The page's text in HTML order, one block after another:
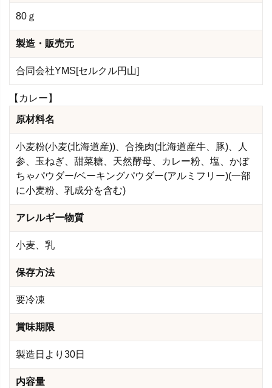
80ｇ
製造・販売元
合同会社YMS[セルクル円山]
【カレー】
原材料名
小麦粉(小麦(北海道産))、合挽肉(北海道産牛、豚)、人
参、玉ねぎ、甜菜糖、天然酵母、カレー粉、塩、かぼ
ちゃパウダー/ベーキングパウダー(アルミフリー)(一部
に小麦粉、乳成分を含む)
アレルギー物質
小麦、乳
保存方法
要冷凍
賞味期限
製造日より30日
内容量